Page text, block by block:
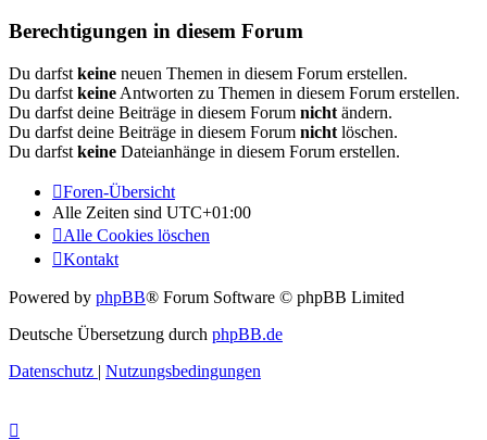
Berechtigungen in diesem Forum
Du darfst keine neuen Themen in diesem Forum erstellen.
Du darfst keine Antworten zu Themen in diesem Forum erstellen.
Du darfst deine Beiträge in diesem Forum nicht ändern.
Du darfst deine Beiträge in diesem Forum nicht löschen.
Du darfst keine Dateianhänge in diesem Forum erstellen.
Foren-Übersicht
Alle Zeiten sind UTC+01:00
Alle Cookies löschen
Kontakt
Powered by phpBB® Forum Software © phpBB Limited
Deutsche Übersetzung durch phpBB.de
Datenschutz | Nutzungsbedingungen